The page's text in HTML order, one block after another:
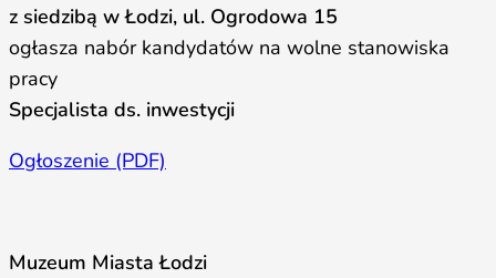
z siedzibą w Łodzi, ul. Ogrodowa 15
ogłasza nabór kandydatów na wolne stanowiska
pracy
Specjalista ds. inwestycji
Ogłoszenie (PDF)
Muzeum Miasta Łodzi